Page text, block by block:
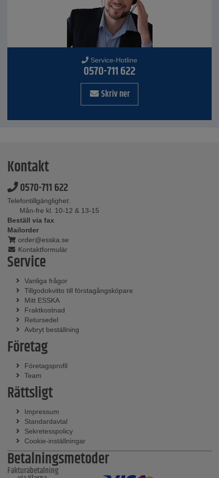
Service-Hotline
0570-711 622
Skriv ner
Kontakt
0570-711 622
Telefontillgänglighet:
Mån-fre kl. 10-12 & 13-15
Beställ via fax
Mailorder
order@esska.se
Kontaktformulär
Service
Vanliga frågor
Tillgodokvitto till förstagångsköpare
Mitt ESSKA
Fraktkostnad
Retursedel
Avbryt beställning
Företag
Företagsprofil
Team
Rättsligt
Impressum
Standardavtal
Sekretesspolicy
Cookie-inställningar
Betalningsmetoder
Fakturabetalning